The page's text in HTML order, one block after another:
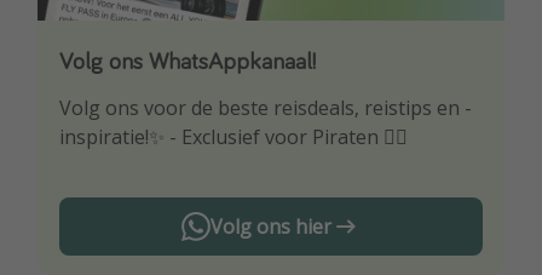
Volg ons WhatsAppkanaal!
Volg ons voor de beste reisdeals, reistips en -
inspiratie!✨ - Exclusief voor Piraten 🏴‍☠️
Volg ons hier
Download onze app
Wees als eerste op de hoogte van de beste
reisaanbiedingen